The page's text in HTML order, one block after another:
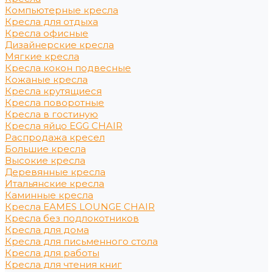
Компьютерные кресла
Кресла для отдыха
Кресла офисные
Дизайнерские кресла
Мягкие кресла
Кресла кокон подвесные
Кожаные кресла
Кресла крутящиеся
Кресла поворотные
Кресла в гостиную
Кресла яйцо EGG CHAIR
Распродажа кресел
Большие кресла
Высокие кресла
Деревянные кресла
Итальянские кресла
Каминные кресла
Кресла EAMES LOUNGE CHAIR
Кресла без подлокотников
Кресла для дома
Кресла для письменного стола
Кресла для работы
Кресла для чтения книг